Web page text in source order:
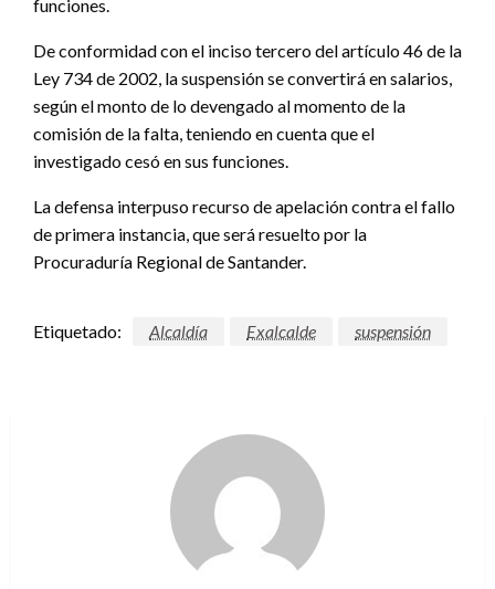
funciones.
De conformidad con el inciso tercero del artículo 46 de la
Ley 734 de 2002, la suspensión se convertirá en salarios,
según el monto de lo devengado al momento de la
comisión de la falta, teniendo en cuenta que el
investigado cesó en sus funciones.
La defensa interpuso recurso de apelación contra el fallo
de primera instancia, que será resuelto por la
Procuraduría Regional de Santander.
Etiquetado: Alcaldía Exalcalde suspensión